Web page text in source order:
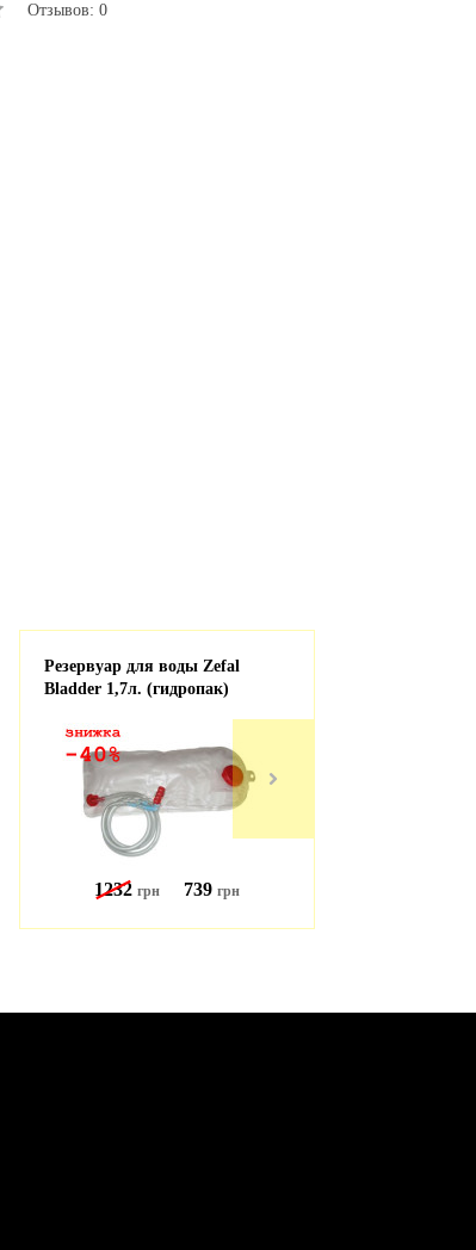
Отзывов: 0
Резервуар для воды Zefal
Bladder 1,7л. (гидропак)
1232 грн 739 грн